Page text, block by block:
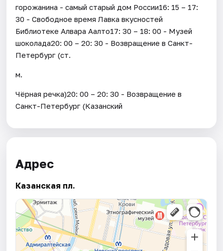
горожанина - самый старый дом России16: 15 – 17:
30 - Свободное время Лавка вкусностей
Библиотеке Алвара Аалто17: 30 – 18: 00 - Музей
шоколада20: 00 – 20: 30 - Возвращение в Санкт-
Петербург (ст.
м.
Чёрная речка)20: 00 – 20: 30 - Возвращение в
Санкт-Петербург (Казанский
Адрес
Казанская пл.